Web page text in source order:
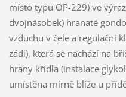
místo typu OP-229) ve
dvojnásobek) hranaté
vzduchu v čele a regulační
zádi), která se nachází na
hrany křídla (instalace
umístěna mírně blíže u